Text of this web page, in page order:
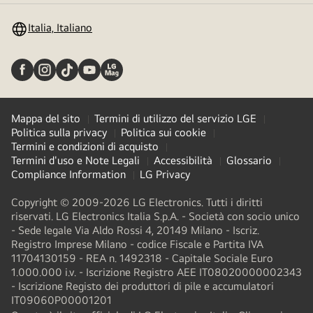
Italia, Italiano
Mappa del sito
Termini di utilizzo del servizio LGE
Politica sulla privacy
Politica sui cookie
Termini e condizioni di acquisto
Termini d'uso e Note Legali
Accessibilità
Glossario
Compliance Information
LG Privacy
Copyright © 2009-2026 LG Electronics. Tutti i diritti
riservati. LG Electronics Italia S.p.A. - Società con socio unico
- Sede legale Via Aldo Rossi 4, 20149 Milano - Iscriz.
Registro Imprese Milano - codice Fiscale e Partita IVA
11704130159 - REA n. 1492318 - Capitale Sociale Euro
1.000.000 i.v. - Iscrizione Registro AEE IT08020000002343​
- Iscrizione Registo dei produttori di pile e accumulatori
IT09060P00001201